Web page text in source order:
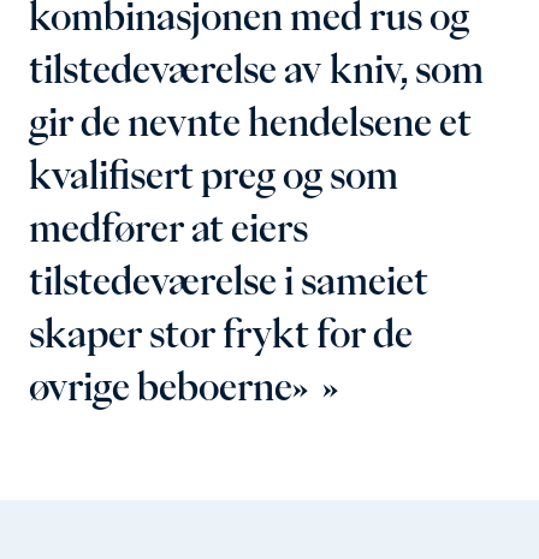
kombinasjonen med rus og
tilstedeværelse av kniv, som
gir de nevnte hendelsene et
kvalifisert preg og som
medfører at eiers
tilstedeværelse i sameiet
skaper stor frykt for de
øvrige beboerne»